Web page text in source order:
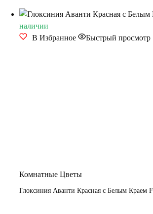
наличии
В Избранное
Быстрый просмотр
Комнатные Цветы
Глоксиния Аванти Красная с Белым Краем